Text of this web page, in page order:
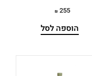
255
הוספה לסל